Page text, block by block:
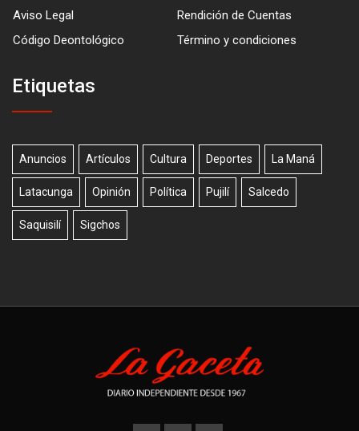
Aviso Legal
Rendición de Cuentas
Código Deontológico
Término y condiciones
Etiquetas
Anuncios Artículos Cultura Deportes La Maná
Latacunga Opinión Política Pujilí Salcedo
Saquisilí Sigchos